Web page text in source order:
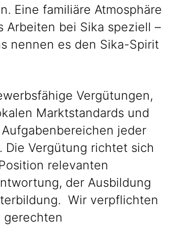
Eine familiäre Atmosphäre
Arbeiten bei Sika speziell –
nennen es den Sika-Spirit
Vergütungen,
Marktstandards und
jeder
Die Vergütung richtet sich
relevanten
der Ausbildung
Wir verpflichten
gerechten